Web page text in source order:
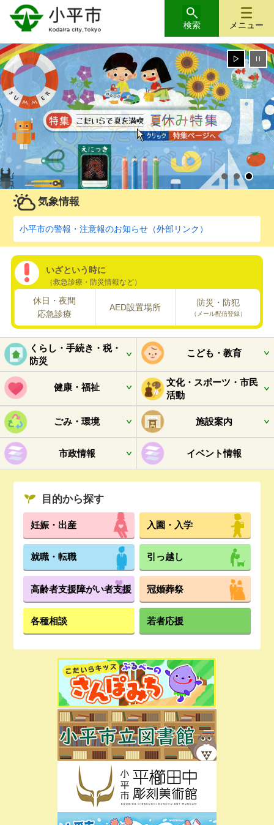
メニュー
検索
気象情報
小平市の警報・注意報のお知らせ（外部リンク）
いざという時に
（救急診療・防災情報など）
休日・夜間
応急診療
AED設置場所 防災・防犯
（メール配信登録）
くらし・手続き・税・
防災
開く
こども・教育
開く
健康・福祉
開く
文化・スポーツ・市民
活動
開く
ごみ・環境
開く
施設案内
開く
市政情報
開く
イベント情報
目的から探す
妊娠・出産 入園・入学
就職・転職 引っ越し
高齢者支援障がい者支援 冠婚葬祭
各種相談 若者応援